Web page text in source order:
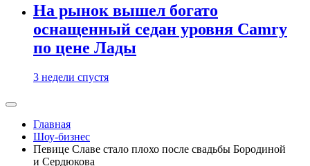
На рынок вышел богато
оснащенный седан уровня Camry
по цене Лады
3 недели спустя
Главная
Шоу-бизнес
Певице Славе стало плохо после свадьбы Бородиной
и Сердюкова